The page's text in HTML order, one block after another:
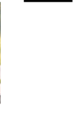
Anzeige